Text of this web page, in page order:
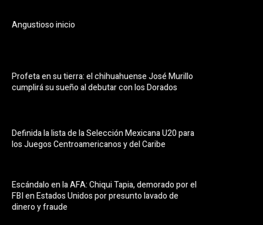
Angustioso inicio
Profeta en su tierra: el chihuahuense José Murillo
cumplirá su sueño al debutar con los Dorados
Definida la lista de la Selección Mexicana U20 para
los Juegos Centroamericanos y del Caribe
Escándalo en la AFA: Chiqui Tapia, demorado por el
FBI en Estados Unidos por presunto lavado de
dinero y fraude